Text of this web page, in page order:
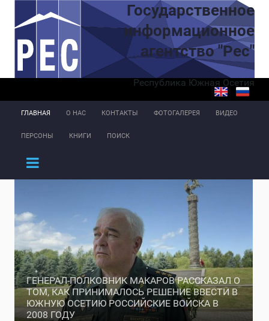
Перейти к основному содержаниюГосударственное
информационное
агентство "Рес"
Республика Южная Осетия
ГЛАВНАЯ О НАС КОНТАКТЫ ФОТОГАЛЕРЕЯ ВИДЕО
ПЕРСОНЫ КНИГИ ПОИСК
ГЕНЕРАЛ-ПОЛКОВНИК МАКАРОВ РАССКАЗАЛ О
ТОМ, КАК ПРИНИМАЛОСЬ РЕШЕНИЕ ВВЕСТИ В
ЮЖНУЮ ОСЕТИЮ РОССИЙСКИЕ ВОЙСКА В
2008 ГОДУ